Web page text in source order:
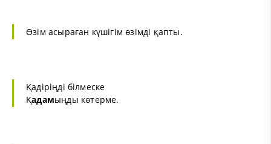
Өзім асыраған күшігім өзімді қапты.
Қадіріңді білмеске
Қадамыңды көтерме.